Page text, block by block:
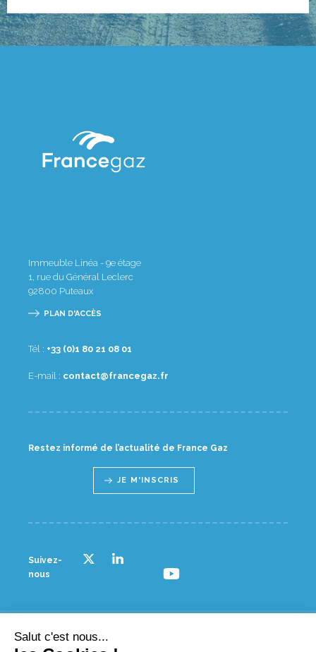
Immeuble Linéa - 9e étage
1, rue du Général Leclerc
92800 Puteaux
PLAN D'ACCÈS
Tél : 10 80 12 08 1(0) 33+
E-mail : rf.zagecnarf@tcatnoc
Restez informé de l’actualité de France Gaz
JE M'INSCRIS
Suivez-
nous
© France gaz - 2023
Salut c'est nous...